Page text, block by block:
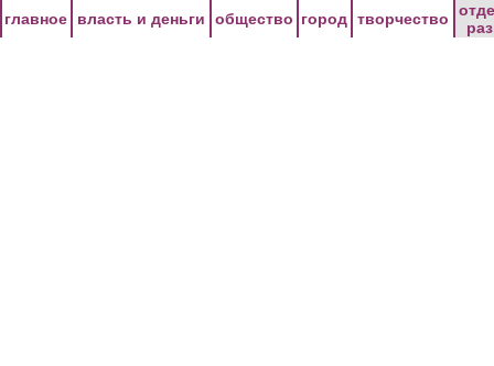
главное власть и деньги общество город творчество